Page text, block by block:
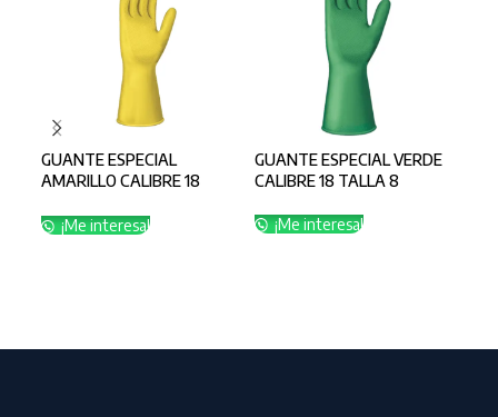
GUANTE ESPECIAL
AMARILLO CALIBRE 18
¡Me interesa!
GUANTE ESPECIAL VERDE
CALIBRE 18 TALLA 8
¡Me interesa!